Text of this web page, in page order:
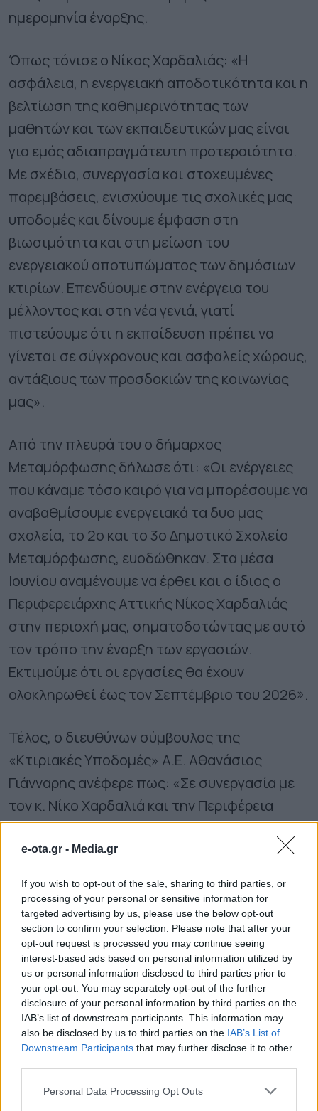
e-ota.gr - Media.gr
If you wish to opt-out of the sale, sharing to third parties, or
processing of your personal or sensitive information for
targeted advertising by us, please use the below opt-out
section to confirm your selection. Please note that after your
opt-out request is processed you may continue seeing
interest-based ads based on personal information utilized by
us or personal information disclosed to third parties prior to
your opt-out. You may separately opt-out of the further
disclosure of your personal information by third parties on the
IAB’s list of downstream participants. This information may
also be disclosed by us to third parties on the IAB’s List of
Downstream Participants that may further disclose it to other
Personal Data Processing Opt Outs
ημερομηνία έναρξης.
Όπως τόνισε ο Νίκος Χαρδαλιάς: «Η
ασφάλεια, η ενεργειακή αποδοτικότητα και η
βελτίωση της καθημερινότητας των
μαθητών και των εκπαιδευτικών μας είναι
για εμάς αδιαπραγμάτευτη προτεραιότητα.
Με σχέδιο, συνεργασία και στοχευμένες
παρεμβάσεις, ενισχύουμε τις σχολικές μας
υποδομές και δίνουμε έμφαση στη
βιωσιμότητα και στη μείωση του
ενεργειακού αποτυπώματος των δημόσιων
κτιρίων. Επενδύουμε στην ενέργεια του
μέλλοντος και στη νέα γενιά, γιατί
πιστεύουμε ότι η εκπαίδευση πρέπει να
γίνεται σε σύγχρονους και ασφαλείς χώρους,
αντάξιους των προσδοκιών της κοινωνίας
μας».
Από την πλευρά του ο δήμαρχος
Μεταμόρφωσης δήλωσε ότι: «Οι ενέργειες
που κάναμε τόσο καιρό για να μπορέσουμε να
αναβαθμίσουμε ενεργειακά τα δυο μας
σχολεία, το 2ο και το 3ο Δημοτικό Σχολείο
Μεταμόρφωσης, ευοδώθηκαν. Στα μέσα
Ιουνίου αναμένουμε να έρθει και ο ίδιος ο
Περιφερειάρχης Αττικής Νίκος Χαρδαλιάς
στην περιοχή μας, σηματοδοτώντας με αυτό
τον τρόπο την έναρξη των εργασιών.
Εκτιμούμε ότι οι εργασίες θα έχουν
ολοκληρωθεί έως τον Σεπτέμβριο του 2026».
Τέλος, ο διευθύνων σύμβουλος της
«Κτιριακές Υποδομές» Α.Ε. Αθανάσιος
Γιάνναρης ανέφερε πως: «Σε συνεργασία με
τον κ. Νίκο Χαρδαλιά και την Περιφέρεια
Αττικής, οι ΚΤ.ΥΠ. υλοποιούν ένα
μεγαλόπνοο πρόγραμμα, που περιλαμβάνει
μονάδων και την ενεργειακή αναβάθμιση
υφιστάμενων. Σκοπός όλων μας, είναι να
δημιουργούμε τις βέλτιστες υποδομές
εκπαίδευσης για τα παιδιά μας και οι
εκπαιδευτικοί μας να επιτελούν το
λειτούργημά τους στις καλύτερες δυνατές
συνθήκες».